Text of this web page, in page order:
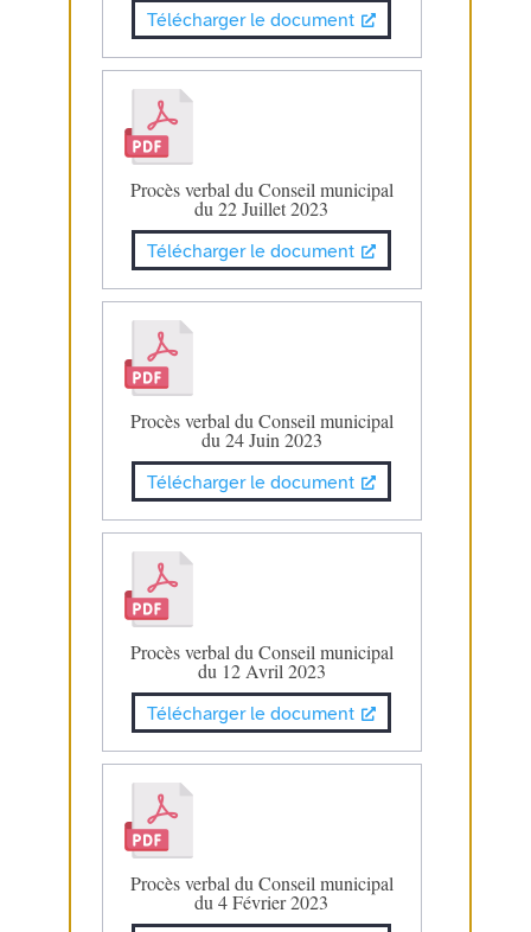
Télécharger le document
Procès verbal du Conseil municipal
du 22 Juillet 2023
Télécharger le document
Procès verbal du Conseil municipal
du 24 Juin 2023
Télécharger le document
Procès verbal du Conseil municipal
du 12 Avril 2023
Télécharger le document
Procès verbal du Conseil municipal
du 4 Février 2023